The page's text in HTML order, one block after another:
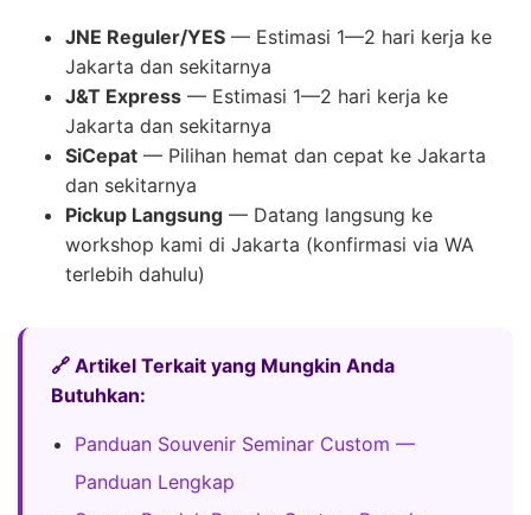
JNE Reguler/YES — Estimasi 1—2 hari kerja ke
Jakarta dan sekitarnya
J&T Express — Estimasi 1—2 hari kerja ke
Jakarta dan sekitarnya
SiCepat — Pilihan hemat dan cepat ke Jakarta
dan sekitarnya
Pickup Langsung — Datang langsung ke
workshop kami di Jakarta (konfirmasi via WA
terlebih dahulu)
🔗 Artikel Terkait yang Mungkin Anda
Butuhkan:
Panduan Souvenir Seminar Custom —
Panduan Lengkap